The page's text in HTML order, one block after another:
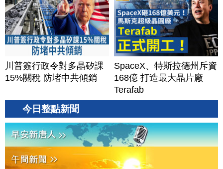
川普簽行政令對多晶矽課
15%關稅 防堵中共傾銷
SpaceX、特斯拉德州斥資
168億 打造最大晶片廠
Terafab
今日整點新聞